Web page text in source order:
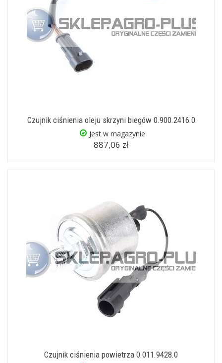
Czujnik ciśnienia oleju skrzyni biegów 0.900.2416.0
Jest w magazynie
887,06 zł
Czujnik ciśnienia powietrza 0.011.9428.0